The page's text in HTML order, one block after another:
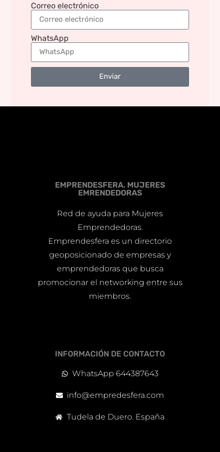
Correo electrónico
WhatsApp
Enviar
EMPRENDESFERA. MUJERES
EMRENDEDORAS
Red de ayuda para Mujeres
Emprendedoras.
Emprendesfera es un directorio
geoposicionado de empresas y
emprendedoras que busca
promocionar el networking entre sus
miembros.
INFORMACIÓN DE CONTACTO
WhatsApp 644387643
info@empredesfera.com
Tudela de Duero. España